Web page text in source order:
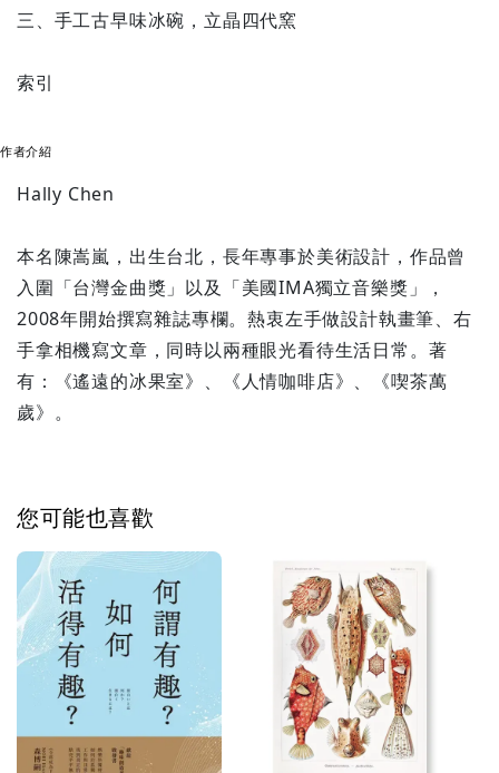
三、手工古早味冰碗，立晶四代窯
索引
作者介紹
Hally Chen
本名陳嵩嵐，出生台北，長年專事於美術設計，作品曾
入圍「台灣金曲獎」以及「美國IMA獨立音樂獎」，
2008年開始撰寫雜誌專欄。熱衷左手做設計執畫筆、右
手拿相機寫文章，同時以兩種眼光看待生活日常。著
有：《遙遠的冰果室》、《人情咖啡店》、《喫茶萬
歲》。
您可能也喜歡